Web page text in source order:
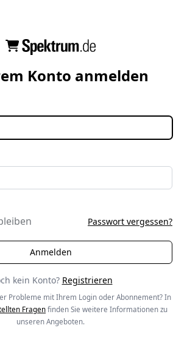
Konto anmelden
Passwort vergessen?
kein Konto? Registrieren
Probleme mit Ihrem Login oder Abonnement? In
Fragenfinden Sie weitere Informationen zu
unseren Angeboten.